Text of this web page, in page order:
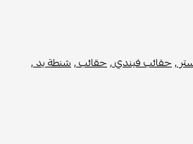
,حقائب فيندي ,حقائب ,شنطة يد ,